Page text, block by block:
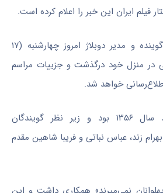
فیلم ایران این خبر را اعلام کرده است.
نیلوفر (فاطمه) حدادی، گوینده و مدیر دوبلاژ امروز چهارشنبه (۱۷
در منزل خود درگذشت و جزییات مراسم
خواهد شد.
زنده یاد حدادی متولد سال ۱۳۵۶ بود و زیر نظر گویندگان
زند، عباس نباتی و فریبا شاهین مقدم